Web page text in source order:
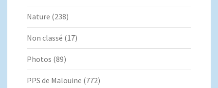
Nature (238)
Non classé (17)
Photos (89)
PPS de Malouine (772)